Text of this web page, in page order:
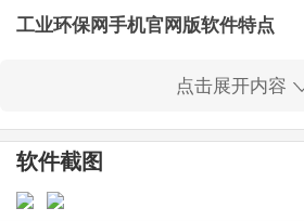
工业环保网手机官网版软件特点
您需要的区段、依据次要产业新闻
环境监控、语音、废弃物分类、水
行检视，以及深入分割区段以提供
内容。
点击展开内容
软件截图